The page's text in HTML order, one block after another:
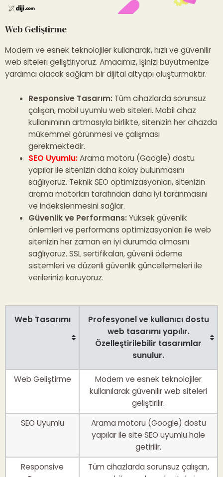
Web Geliştirme
Modern ve esnek teknolojiler kullanarak, hızlı ve güvenilir
web siteleri geliştiriyoruz. Amacımız, işinizi büyütmenize
yardımcı olacak sağlam bir dijital altyapı oluşturmaktır.
Responsive Tasarım:Tüm cihazlarda sorunsuz
çalışan, mobil uyumlu web siteleri. Mobil cihaz
kullanımının artmasıyla birlikte, sitenizin her cihazda
mükemmel görünmesi ve çalışması
gerekmektedir.
SEO Uyumlu:Arama motoru (Google) dostu
yapılar ile sitenizin daha kolay bulunmasını
sağlıyoruz. Teknik SEO optimizasyonları, sitenizin
arama motorları tarafından daha iyi taranmasını
ve indekslenmesini sağlar.
Güvenlik ve Performans:Yüksek güvenlik
önlemleri ve performans optimizasyonları ile web
sitenizin her zaman en iyi durumda olmasını
sağlıyoruz. SSL sertifikaları, güvenli ödeme
sistemleri ve düzenli güvenlik güncellemeleri ile
verilerinizi koruyoruz.
Web Tasarımı
Profesyonel ve kullanıcı dostu
web tasarımı yapılır.
Özelleştirilebilir tasarımlar
sunulur.
Web Geliştirme
Modern ve esnek teknolojiler
kullanılarak güvenilir web siteleri
geliştirilir.
SEO Uyumlu
Arama motoru (Google) dostu
yapılar ile site SEO uyumlu hale
getirilir.
Responsive
Tüm cihazlarda sorunsuz çalışan,